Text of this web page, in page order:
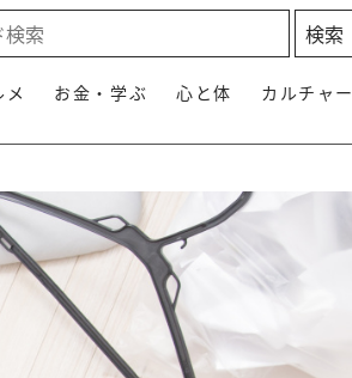
お金・学ぶ 心と体 カルチャー